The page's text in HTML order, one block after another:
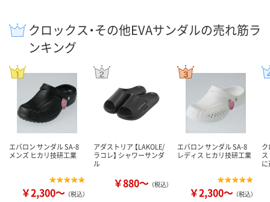
クロックス・その他EVAサンダルの売れ筋ラ
ンキング
エバロン サンダル SA-8
メンズ ヒカリ技研工業
￥2,300～ （税込）
アダストリア 【LAKOLE/
ラコレ】 シャワーサンダ
ル
￥880～ （税込）
エバロン サンダル SA-8
レディス ヒカリ技研工業
￥2,300～ （税込）